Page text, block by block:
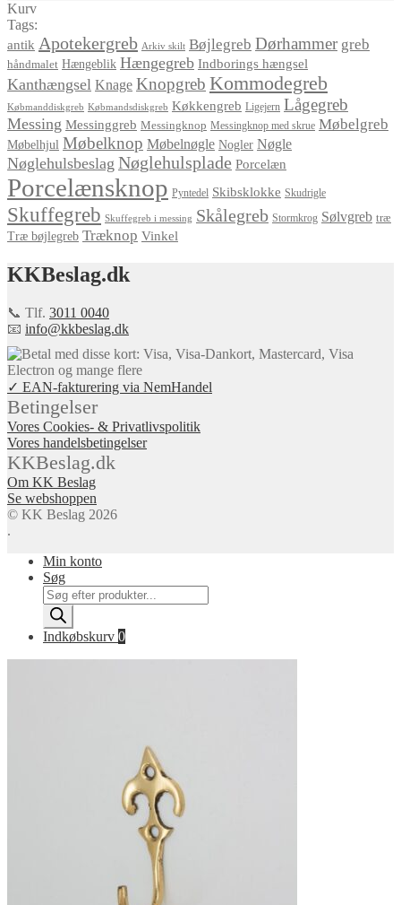
Kurv
Tags:
antik Apotekergreb Arkiv skilt Bøjlegreb Dørhammer greb
håndmalet Hængeblik Hængegreb Indborings hængsel
Kanthængsel Knage Knopgreb Kommodegreb
Købmanddiskgreb Købmandsdiskgreb Køkkengreb Ligejern Lågegreb
Messing Messinggreb Messingknop Messingknop med skrue Møbelgreb
Møbelhjul Møbelknop Møbelnøgle Nogler Nøgle
Nøglehulsbeslag Nøglehulsplade Porcelæn
Porcelænsknop Pyntedel Skibsklokke Skudrigle
Skuffegreb Skuffegreb i messing Skålegreb Stormkrog Sølvgreb træ
Træ bøjlegreb Træknop Vinkel
KKBeslag.dk
📞 Tlf. 3011 0040
📧 info@kkbeslag.dk
✓ EAN-fakturering via NemHandel
Betingelser
Vores Cookies- & Privatlivspolitik
Vores handelsbetingelser
KKBeslag.dk
Om KK Beslag
Se webshoppen
© KK Beslag 2026
.
Min konto
Søg
Products
search
Indkøbskurv 0